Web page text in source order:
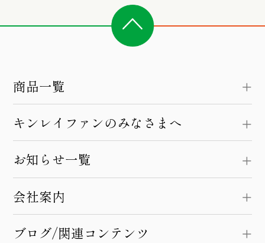
商品一覧
キンレイファンのみなさまへ
お知らせ一覧
会社案内
ブログ/関連コンテンツ